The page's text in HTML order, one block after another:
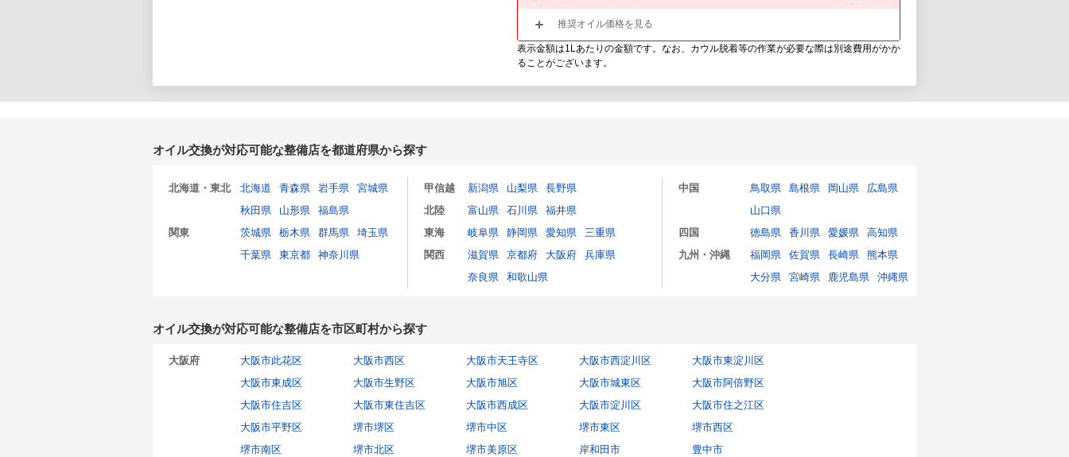
推奨オイル価格を見る
表示金額は1Lあたりの金額です。なお、カウル脱着等の作業が必要な際は別途費用がかか
ることがございます。
オイル交換が対応可能な整備店を都道府県から探す
北海道・東北 北海道 青森県 岩手県
宮城県
秋田県
山形県
福島県
関東
茨城県 栃木県 群馬県
埼玉県
千葉県
東京都 神奈川県
甲信越 新潟県 山梨県
長野県
北陸
富山県 石川県
福井県
東海
岐阜県 静岡県 愛知県
三重県
関西
滋賀県 京都府 大阪府
兵庫県
奈良県
和歌山県
中国 鳥取県 島根県 岡山県
広島県
山口県
四国
徳島県 香川県 愛媛県
高知県
九州・沖縄
福岡県 佐賀県 長崎県
熊本県
大分県
宮崎県 鹿児島県 沖縄県
オイル交換が対応可能な整備店を市区町村から探す
大阪府 大阪市此花区 大阪市西区 大阪市天王寺区 大阪市西淀川区
大阪市東淀川区
大阪市東成区
大阪市生野区 大阪市旭区 大阪市城東区
大阪市阿倍野区
大阪市住吉区
大阪市東住吉区 大阪市西成区 大阪市淀川区
大阪市住之江区
大阪市平野区
堺市堺区 堺市中区 堺市東区
堺市西区
堺市南区
堺市北区 堺市美原区 岸和田市
豊中市